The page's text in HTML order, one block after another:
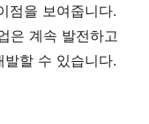
점을 보여줍니다.
은 계속 발전하고
할 수 있습니다.